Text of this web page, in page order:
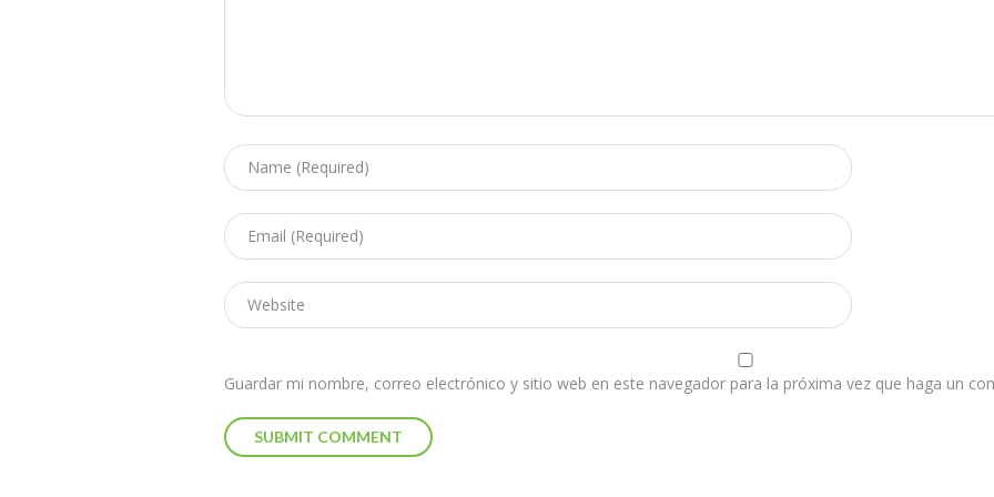
Guardar mi nombre, correo electrónico y sitio web en este navegador para la próxima vez que haga un